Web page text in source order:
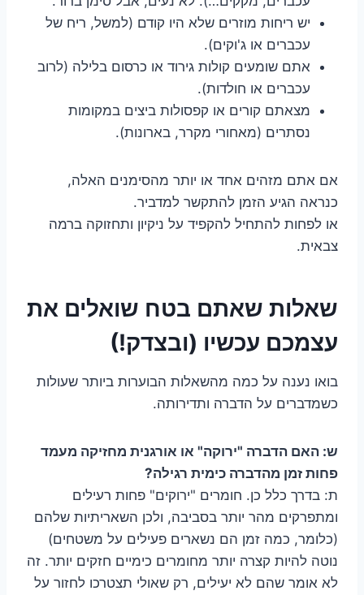
יש ריחות מוזרים שלא היו קודם (למשל, ריח של
עכברים או ג'וקים).
אתם שומעים קולות גירוד או כרסום בלילה (לרוב
עכברים או חולדות).
מצאתם קורים או קפסולות ביצים במקומות
נסתרים (מאחורי מקרר, בארונות).
אם אתם מזהים אחד או יותר מהסימנים האלה,
כנראה הגיע הזמן להתקשר למדביר.
או לפחות להתחיל להקפיד על ניקיון ותחזוקה ברמה
צבאית.
שאלות שאתם בטח שואלים את
עצמכם עכשיו (ובצדק!)
בואו נענה על כמה מהשאלות הבוערות ביותר שעולות
כשמדברים על הדברה ותדירותה.
ש: האם הדברה "ירוקה" או אורגנית מחזיקה מעמד
פחות זמן מהדברה כימית רגילה?
ת: בדרך כלל כן. חומרים "ירוקים" פחות רעילים
ומתפרקים מהר יותר בסביבה, ולכן השאריתיות שלהם
(כלומר, כמה זמן הם נשארים פעילים על משטחים)
נוטה להיות קצרה יותר מחומרים כימיים חזקים יותר. זה
לא אומר שהם לא יעילים, רק שאולי תצטרכו לחזור על